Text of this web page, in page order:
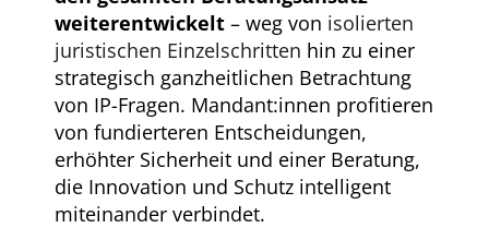
weiterentwickelt – weg von isolierten
juristischen Einzelschritten hin zu einer
strategisch ganzheitlichen Betrachtung
von IP-Fragen. Mandant:innen profitieren
von fundierteren Entscheidungen,
erhöhter Sicherheit und einer Beratung,
die Innovation und Schutz intelligent
miteinander verbindet.